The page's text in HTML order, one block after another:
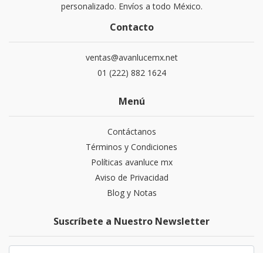
personalizado. Envíos a todo México.
Contacto
ventas@avanlucemx.net
01 (222) 882 1624
Menú
Contáctanos
Términos y Condiciones
Políticas avanluce mx
Aviso de Privacidad
Blog y Notas
Suscríbete a Nuestro Newsletter